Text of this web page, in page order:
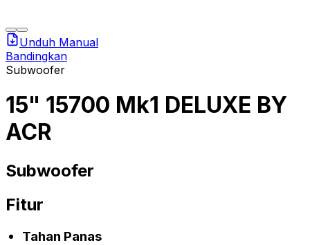
Unduh Manual
Bandingkan
Subwoofer
15" 15700 Mk1 DELUXE BY
ACR
Subwoofer
Fitur
Tahan Panas